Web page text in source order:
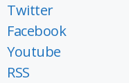
Twitter
Facebook
Youtube
RSS